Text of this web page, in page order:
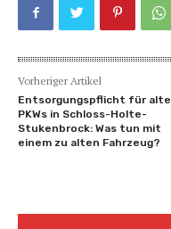
Vorheriger Artikel
Entsorgungspflicht für alte
PKWs in Schloss-Holte-
Stukenbrock: Was tun mit
einem zu alten Fahrzeug?